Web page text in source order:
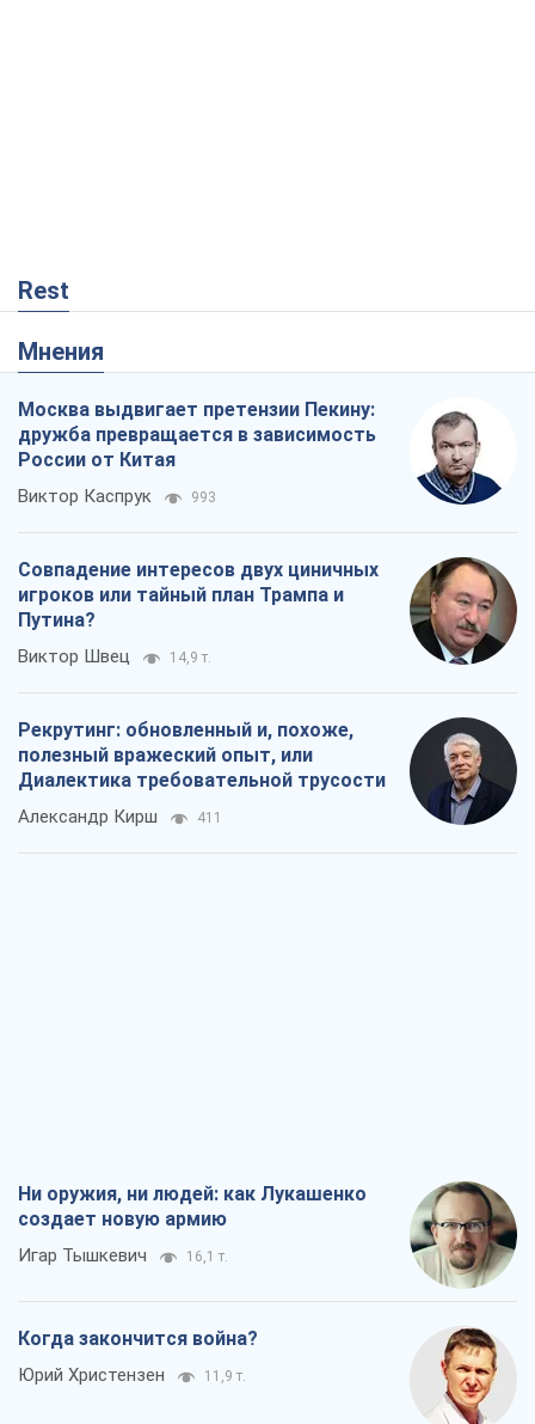
Rest
Мнения
Москва выдвигает претензии Пекину:
дружба превращается в зависимость
России от Китая
Виктор Каспрук 993
Совпадение интересов двух циничных
игроков или тайный план Трампа и
Путина?
Виктор Швец 14,9 т.
Рекрутинг: обновленный и, похоже,
полезный вражеский опыт, или
Диалектика требовательной трусости
Александр Кирш 411
Ни оружия, ни людей: как Лукашенко
создает новую армию
Игар Тышкевич 16,1 т.
Когда закончится война?
Юрий Христензен 11,9 т.